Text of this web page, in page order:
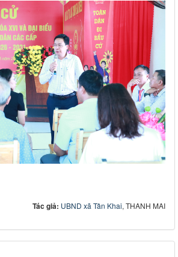
Tác giả: UBND xã Tân Khai, THANH MAI